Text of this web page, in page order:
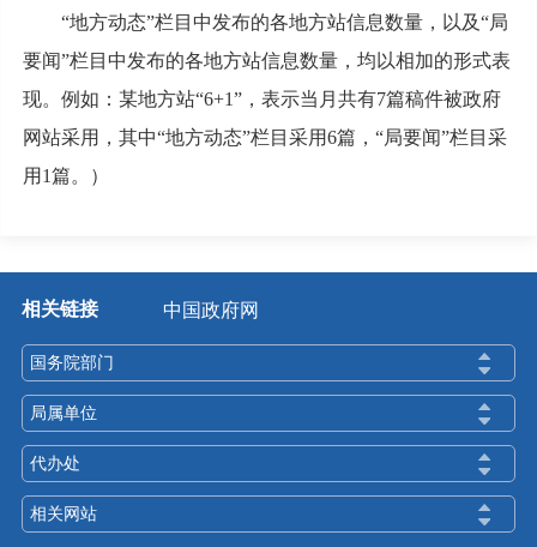
“地方动态”栏目中发布的各地方站信息数量，以及“局
要闻”栏目中发布的各地方站信息数量，均以相加的形式表
现。例如：某地方站“6+1”，表示当月共有7篇稿件被政府
网站采用，其中“地方动态”栏目采用6篇，“局要闻”栏目采
用1篇。）
相关链接 中国政府网
国务院部门
局属单位
代办处
相关网站